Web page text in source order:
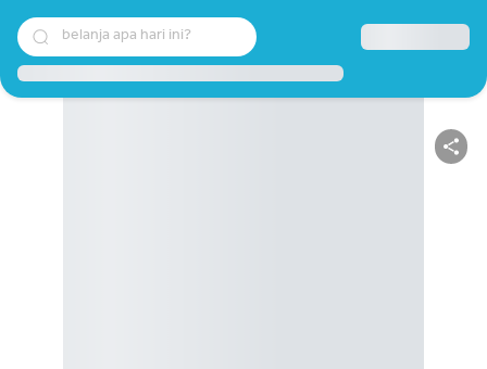
belanja apa hari ini?